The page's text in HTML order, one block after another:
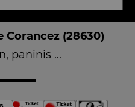
(28630)
paninis ...